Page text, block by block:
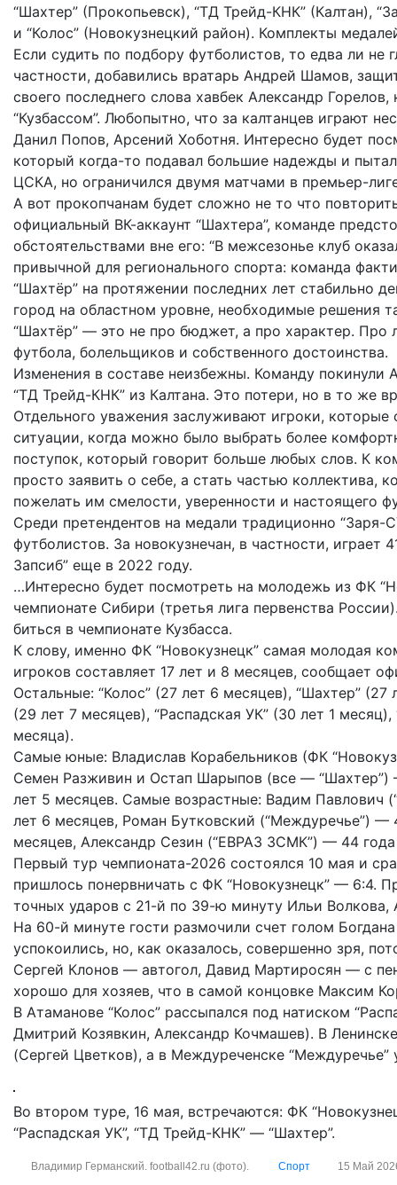
“Шахтер” (Прокопьевск), “ТД Трейд-КНК” (Калтан),
и “Колос” (Новокузнецкий район). Комплекты
Если судить по подбору футболистов, то едва ли
частности, добавились вратарь Андрей Шамов,
своего последнего слова хавбек Александр
“Кузбассом”. Любопытно, что за калтанцев играют
Данил Попов, Арсений Хоботня. Интересно будет
который когда-то подавал большие надежды и
ЦСКА, но ограничился двумя матчами в премьер-лиге
А вот прокопчанам будет сложно не то что
официальный ВК-аккаунт “Шахтера”, команде
обстоятельствами вне его: “В межсезонье клуб
привычной для регионального спорта: команда
“Шахтёр” на протяжении последних лет стабильно
город на областном уровне, необходимые решения
“Шахтёр” — это не про бюджет, а про характер. Про
футбола, болельщиков и собственного достоинства.
Изменения в составе неизбежны. Команду
“ТД Трейд-КНК” из Калтанa. Это потери, но в то же
Отдельного уважения заслуживают игроки,
ситуации, когда можно было выбрать более
поступок, который говорит больше любых слов. К
просто заявить о себе, а стать частью коллектива,
пожелать им смелости, уверенности и настоящего
Среди претендентов на медали традиционно “Заря-
футболистов. За новокузнечан, в частности,
Запсиб” еще в 2022 году.
…Интересно будет посмотреть на молодежь из ФК
чемпионате Сибири (третья лига первенства
биться в чемпионате Кузбасса.
К слову, именно ФК “Новокузнецк” самая молодая
игроков составляет 17 лет и 8 месяцев, сообщает
Остальные: “Колос” (27 лет 6 месяцев), “Шахтер”
(29 лет 7 месяцев), “Распадская УК” (30 лет 1
месяца).
Самые юные: Владислав Корабельников (ФК
Семен Разживин и Остап Шарыпов (все —
лет 5 месяцев. Самые возрастные: Вадим
лет 6 месяцев, Роман Бутковский (“Междуречье”)
месяцев, Александр Сезин (“ЕВРАЗ ЗСМК”) — 44
Первый тур чемпионата-2026 состоялся 10 мая и
пришлось понервничать с ФК “Новокузнецк” — 6:4.
точных ударов с 21-й по 39-ю минуту Ильи
На 60-й минуте гости размочили счет голом
успокоились, но, как оказалось, совершенно зря,
Сергей Клонов — автогол, Давид Мартиросян — с
хорошо для хозяев, что в самой концовке Максим
В Атаманове “Колос” рассыпался под натиском
Дмитрий Козявкин, Александр Кочмашев). В
(Сергей Цветков), а в Междуреченске
Во втором туре, 16 мая, встречаются: ФК
“Распадская УК”, “ТД Трейд-КНК” — “Шахтер”.
Владимир Германский. football42.ru (фото). Спорт 15 Май